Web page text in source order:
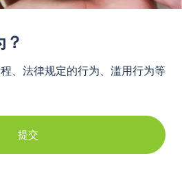
、法律规定的行为、滥用行为等
提交